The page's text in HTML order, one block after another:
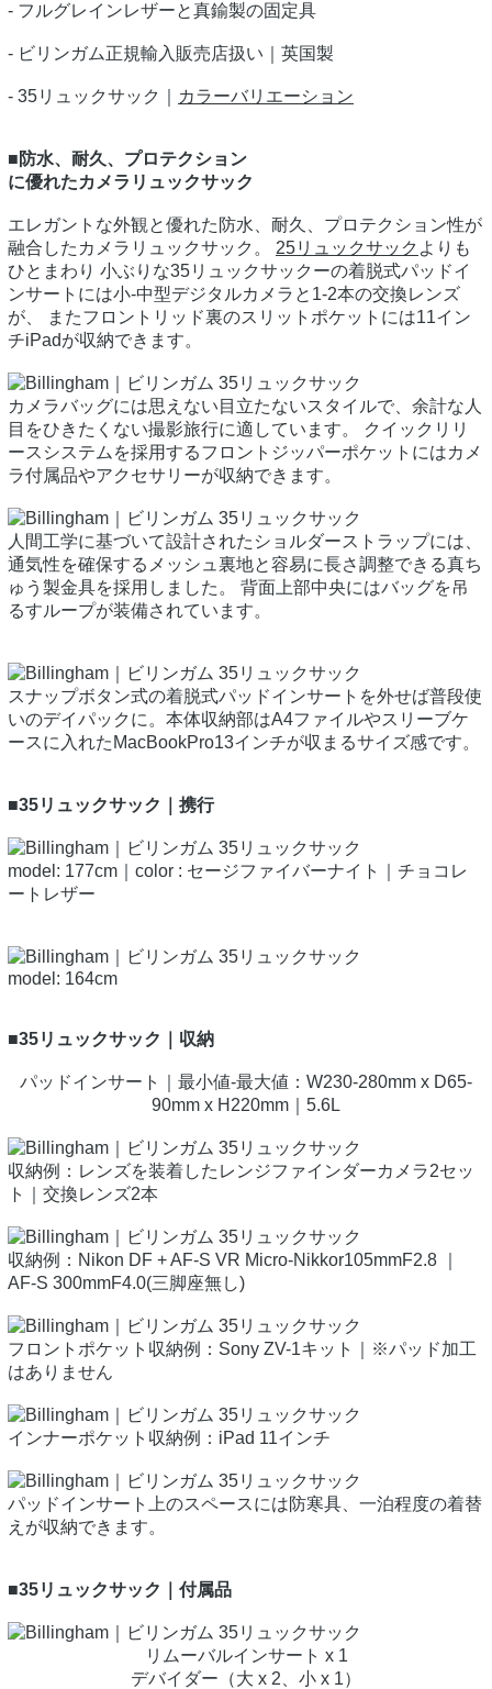
- フルグレインレザーと真鍮製の固定具
- ビリンガム正規輸入販売店扱い｜英国製
- 35リュックサック｜ カラーバリエーション
■防水、耐久、プロテクション
に優れたカメラリュックサック
エレガントな外観と優れた防水、耐久、プロテクション性が
融合したカメラリュックサック。 25リュックサック よりも
ひとまわり 小ぶりな35リュックサックーの着脱式パッドイ
ンサートには小-中型デジタルカメラと1-2本の交換レンズ
が、 またフロントリッド裏のスリットポケットには11イン
チiPadが収納できます。
カメラバッグには思えない目立たないスタイルで、余計な人
目をひきたくない撮影旅行に適しています。 クイックリリ
ースシステムを採用するフロントジッパーポケットにはカメ
ラ付属品やアクセサリーが収納できます。
人間工学に基づいて設計されたショルダーストラップには、
通気性を確保するメッシュ裏地と容易に長さ調整できる真ち
ゅう製金具を採用しました。 背面上部中央にはバッグを吊
るすループが装備されています。
スナップボタン式の着脱式パッドインサートを外せば普段使
いのデイパックに。本体収納部はA4ファイルやスリーブケ
ースに入れたMacBookPro13インチが収まるサイズ感です。
■35リュックサック｜携行
model: 177cm｜color : セージファイバーナイト｜チョコレ
ートレザー
model: 164cm
■35リュックサック｜収納
パッドインサート｜最小値-最大値：W230-280mm x D65-
90mm x H220mm｜5.6L
収納例：レンズを装着したレンジファインダーカメラ2セッ
ト｜交換レンズ2本
収納例：Nikon DF + AF-S VR Micro-Nikkor105mmF2.8 ｜
AF-S 300mmF4.0(三脚座無し)
フロントポケット収納例：Sony ZV-1キット｜※パッド加工
はありません
インナーポケット収納例：iPad 11インチ
パッドインサート上のスペースには防寒具、一泊程度の着替
えが収納できます。
■35リュックサック｜付属品
リムーバルインサート x 1
デバイダー（大 x 2、小 x 1）